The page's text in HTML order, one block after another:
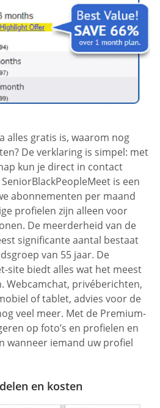
alles gratis is, waarom nog
De verklaring is simpel: met
kun je direct in contact
is een
abonnementen per maand
profielen zijn alleen voor
De meerderheid van de
significante aantal bestaat
van 55 jaar. De
site biedt alles wat het meest
Webcamchat, privéberichten,
of tablet, advies voor de
veel meer. Met de Premium-
op foto’s en profielen en
wanneer iemand uw profiel
en kosten